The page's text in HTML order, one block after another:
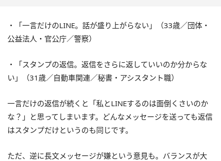
・「一言だけのLINE。話が盛り上がらない」（33歳／団体・
公益法人・官公庁／警察）
・「スタンプの返信。返信をさらに返していいのか分からな
い」（31歳／自動車関連／秘書・アシスタント職）
一言だけの返信が続くと「私とLINEするのは面倒くさいのか
な？」と思ってしまいます。どんなメッセージを送っても返信
はスタンプだけというのも同じです。
ただ、逆に長文メッセージが嫌という意見も。バランスが大